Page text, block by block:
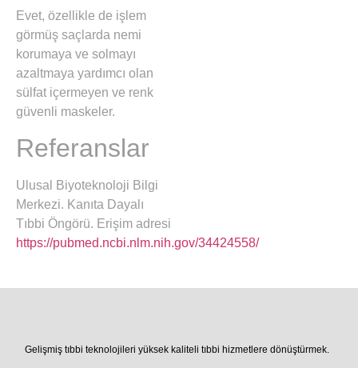
Evet, özellikle de işlem
görmüş saçlarda nemi
korumaya ve solmayı
azaltmaya yardımcı olan
sülfat içermeyen ve renk
güvenli maskeler.
Referanslar
Ulusal Biyoteknoloji Bilgi
Merkezi. Kanıta Dayalı
Tıbbi Öngörü. Erişim adresi
https://pubmed.ncbi.nlm.nih.gov/34424558/
Gelişmiş tıbbi teknolojileri yüksek kaliteli tıbbi hizmetlere dönüştürmek.